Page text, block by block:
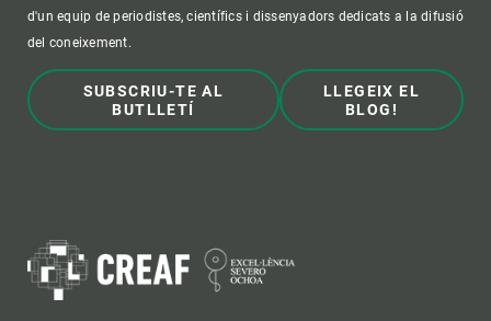
d'un equip de periodistes, científics i dissenyadors dedicats a la difusió
del coneixement.
SUBSCRIU-TE AL
BUTLLETÍ
LLEGEIX EL
BLOG!